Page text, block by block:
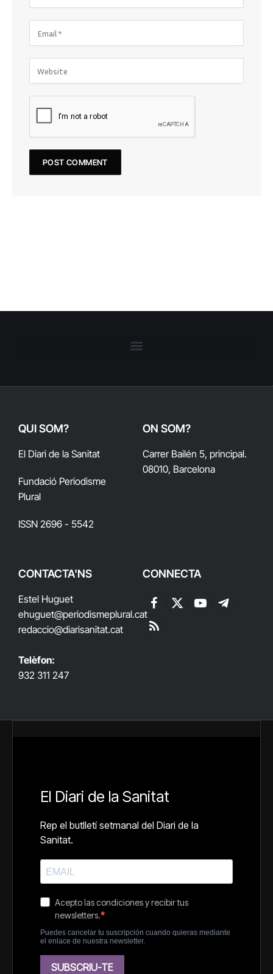
QUI SOM?
El Diari de la Sanitat
Fundació Periodisme
Plural
ISSN 2696 - 5542
ON SOM?
Carrer Bailén 5, principal.
08010, Barcelona
CONTACTA'NS
Estel Huguet
ehuguet@periodismeplural.cat
redaccio@diarisanitat.cat
Telèfon:
932 311 247
CONNECTA
Facebook
X
YouTubeTelegram
RSS